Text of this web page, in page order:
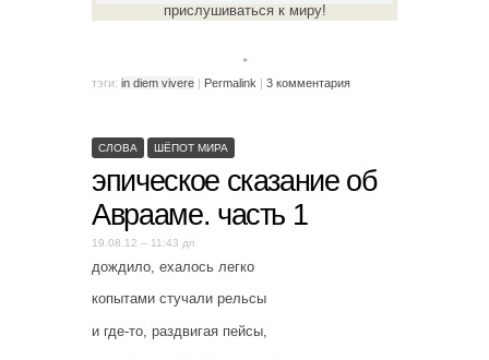
прислушиваться к миру!
。
тэги: in diem vivere Permalink 3 комментария
СЛОВА ШЁПОТ МИРА
эпическое сказание об
Аврааме. часть 1
19.08.12 – 11:43 дп
дождило, ехалось легко
копытами стучали рельсы
и где-то, раздвигая пейсы,